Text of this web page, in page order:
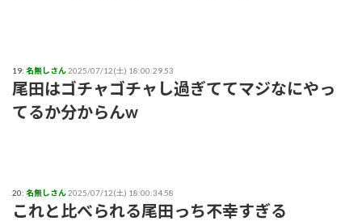
19: 名無しさん2025/07/12(土) 18:00:29.53
尾田はゴチャゴチャし過ぎててマジなにやっ
てるか分からんw
20: 名無しさん2025/07/12(土) 18:00:34.58
これと比べられる尾田っち不幸すぎる